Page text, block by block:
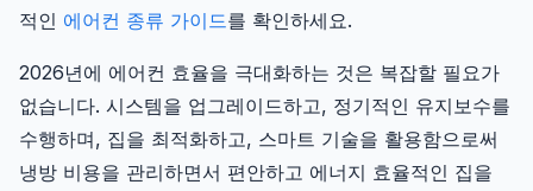
적인 에어컨 종류 가이드를 확인하세요.
2026년에 에어컨 효율을 극대화하는 것은 복잡할 필요가
없습니다. 시스템을 업그레이드하고, 정기적인 유지보수를
수행하며, 집을 최적화하고, 스마트 기술을 활용함으로써
냉방 비용을 관리하면서 편안하고 에너지 효율적인 집을